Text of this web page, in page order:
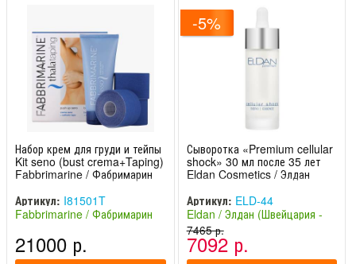
Набор крем для груди и тейпы
Kit seno (bust crema+Taping)
Fabbrimarine / Фабримарин
Артикул: I81501T
Fabbrimarine / Фабримарин
21000 р.
-5%
Сыворотка «Premium cellular
shock» 30 мл после 35 лет
Eldan Cosmetics / Элдан
Артикул: ELD-44
Eldan / Элдан (Швейцария -
Италия)
7465 р.
7092 р.